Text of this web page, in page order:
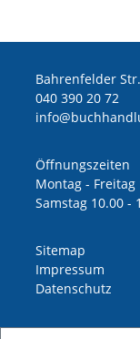
Bahrenfelder
040 390 20 72
Öffnungszeiten
Montag - Freitag
Samstag 10.00 -
Sitemap
Impressum
Datenschutz